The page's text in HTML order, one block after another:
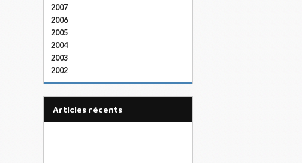
2007
2006
2005
2004
2003
2002
articles récents